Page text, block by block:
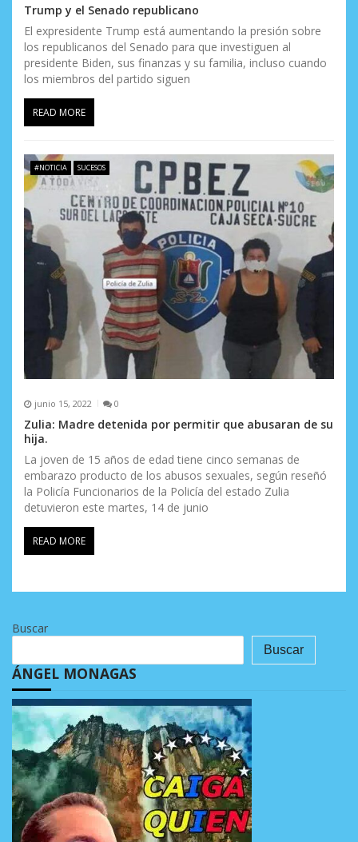
Trump y el Senado republicano
El expresidente Trump está aumentando la presión sobre
los republicanos del Senado para que investiguen al
presidente Biden, sus finanzas y su familia, incluso cuando
los miembros del partido siguen
READ MORE
#NOTICIA SUCESOS
junio 15, 2022 0
Zulia: Madre detenida por permitir que abusaran de su
hija.
La joven de 15 años de edad tiene cinco semanas de
embarazo producto de los abusos sexuales, según reseñó
la Policía Funcionarios de la Policía del estado Zulia
detuvieron este martes, 14 de junio
READ MORE
Buscar
Buscar
ÁNGEL MONAGAS